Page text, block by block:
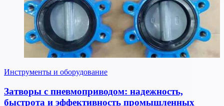
Инструменты и оборудование
Затворы с пневмоприводом: надежность,
быстрота и эффективность промышленных